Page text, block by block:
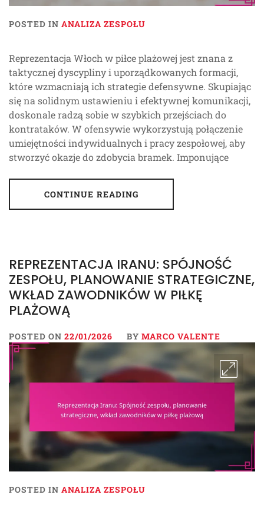
POSTED IN ANALIZA ZESPOŁU
Reprezentacja Włoch w piłce plażowej jest znana z
taktycznej dyscypliny i uporządkowanych formacji,
które wzmacniają ich strategie defensywne. Skupiając
się na solidnym ustawieniu i efektywnej komunikacji,
doskonale radzą sobie w szybkich przejściach do
kontrataków. W ofensywie wykorzystują połączenie
umiejętności indywidualnych i pracy zespołowej, aby
stworzyć okazje do zdobycia bramek. Imponujące
CONTINUE READING
REPREZENTACJA IRANU: SPÓJNOŚĆ
ZESPOŁU, PLANOWANIE STRATEGICZNE,
WKŁAD ZAWODNIKÓW W PIŁKĘ
PLAŻOWĄ
POSTED ON 22/01/2026 BY MARCO VALENTE
POSTED IN ANALIZA ZESPOŁU